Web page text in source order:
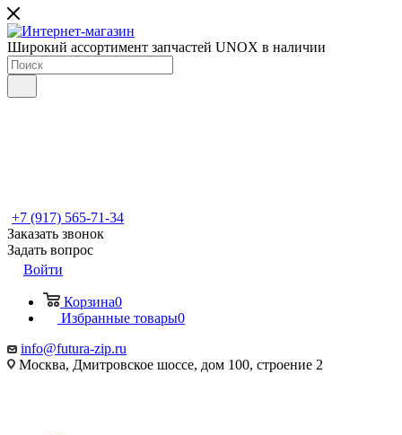
Широкий ассортимент запчастей UNOX в наличии
+7 (917) 565-71-34
Заказать звонок
Задать вопрос
Войти
Корзина0
Избранные товары0
info@futura-zip.ru
Москва, Дмитровское шоссе, дом 100, строение 2